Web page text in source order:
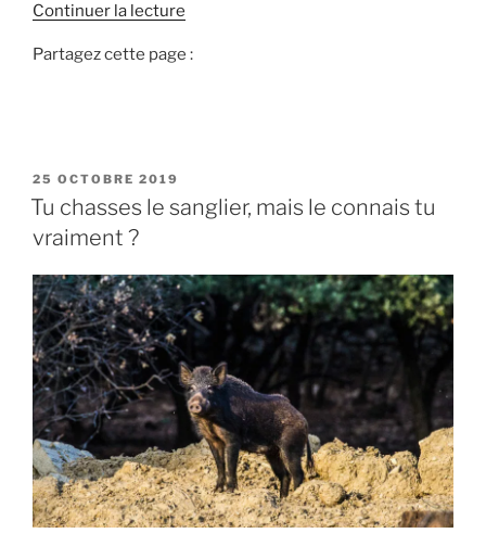
Continuer la lecture
«
g
e
t
s
j
o
u
r
d
e
c
Partagez cette page :
P
U
B
L
É
L
E
25 OCTOBRE 2019
Tu chasses le sanglier, mais le connais tu
vraiment ?